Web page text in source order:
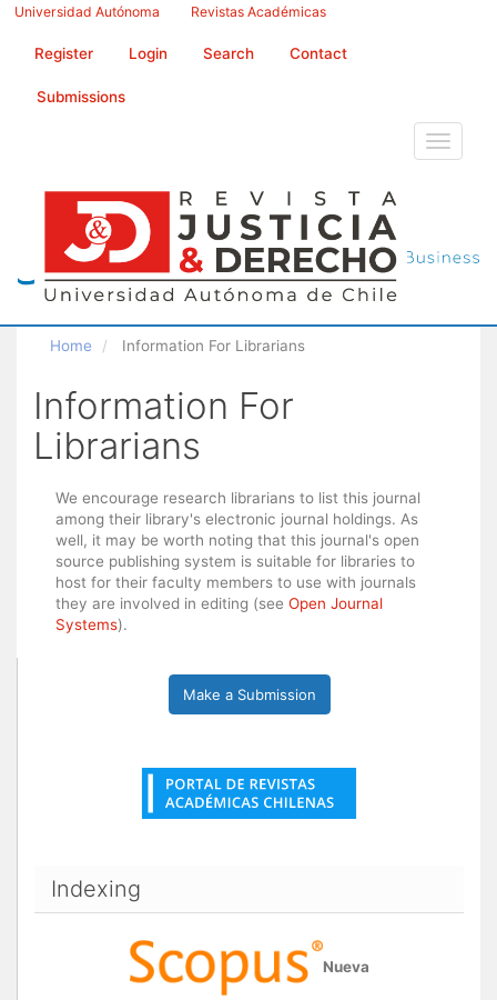
Main
Main
Sidebar
Universidad Autónoma Revistas Académicas
Register Login Search Contact
Submissions
Toggle
Home Information For Librarians
Information For
Librarians
We encourage research librarians to list this journal
among their library's electronic journal holdings. As
well, it may be worth noting that this journal's open
source publishing system is suitable for libraries to
host for their faculty members to use with journals
they are involved in editing (see Open Journal
Systems).
Make a Submission
Indexing
Nueva